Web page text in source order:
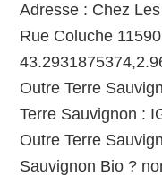
Adresse : Chez
Rue Coluche
Outre Terre
Terre Sauvignon :
Outre Terre
Sauvignon Bio ?